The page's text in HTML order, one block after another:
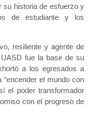
su historia de esfuerzo y
de estudiante y los
resiliente y agente de
fue la base de su
a los egresados a
el mundo con
el poder transformador
con el progreso de